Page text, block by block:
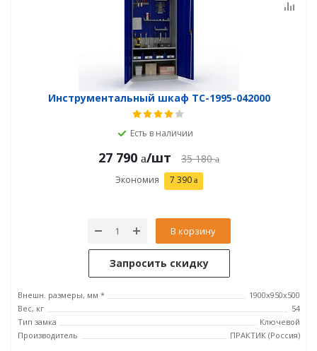
Инструментальный шкаф TC-1995-042000
Есть в наличии
27 790 /шт 35 180
Экономия 7 390
В корзину
Запросить скидку
Внешн. размеры, мм *
1900x950x500
Вес, кг
54
Тип замка
Ключевой
Производитель
ПРАКТИК (Россия)